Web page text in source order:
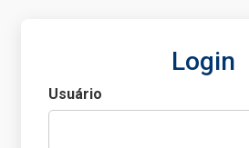
Login
Usuário